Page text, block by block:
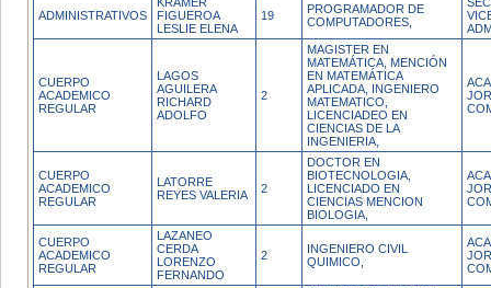
ADMINISTRATIVOS
FIGUEROA
LESLIE ELENA
19
PROGRAMADOR DE
COMPUTADORES,
CUERPO
ACADEMICO
REGULAR
LAGOS
AGUILERA
RICHARD
ADOLFO
2
MAGISTER EN
MATEMÁTICA, MENCIÓN
EN MATEMÁTICA
APLICADA, INGENIERO
MATEMATICO,
LICENCIADEO EN
CIENCIAS DE LA
INGENIERIA,
CUERPO
ACADEMICO
REGULAR
LATORRE
REYES VALERIA
2
DOCTOR EN
BIOTECNOLOGIA,
LICENCIADO EN
CIENCIAS MENCION
BIOLOGIA,
CUERPO
ACADEMICO
REGULAR
LAZANEO
CERDA
LORENZO
FERNANDO
2
INGENIERO CIVIL
QUIMICO,